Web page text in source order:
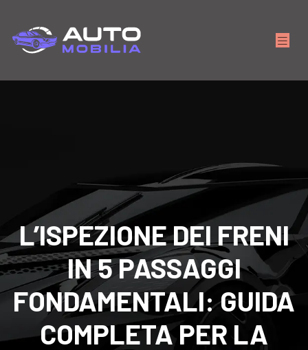
L’ISPEZIONE DEI FRENI
IN 5 PASSAGGI
FONDAMENTALI: GUIDA
COMPLETA PER LA